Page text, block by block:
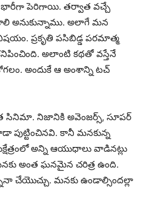
భారీగా పెరిగాయి. తర్వాత వచ్చే
అనుకున్నాము. అలాగే మన
ప్రకృతి పసిబిడ్డ పరమాత్మ
అలాంటి కథతో వస్తేనే
అందుకే ఆ అంశాన్ని టచ్
సినిమా. నిజానికి అవెంజర్స్, సూపర్
కానీ మనకున్న
అన్ని ఆయుధాలు వాడినట్లు
అంత ఘనమైన చరిత్ర ఉంది.
చేయొచ్చు. మనకు ఉండాల్సిందల్లా